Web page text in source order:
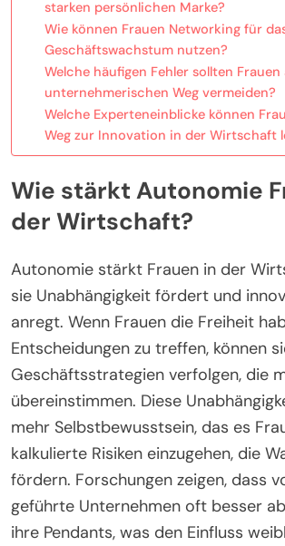
starken persönlichen Marke?
Wie können Frauen Networking für
Geschäftswachstum nutzen?
Welche häufigen Fehler sollten
unternehmerischen Weg vermeiden?
Welche Experteneinblicke können
Weg zur Innovation in der Wirtschaft
Wie stärkt Autonomie
der Wirtschaft?
Autonomie stärkt Frauen in der
sie Unabhängigkeit fördert und
anregt. Wenn Frauen die Freiheit
Entscheidungen zu treffen, können
Geschäftsstrategien verfolgen, die
übereinstimmen. Diese
mehr Selbstbewusstsein, das es
kalkulierte Risiken einzugehen, die
fördern. Forschungen zeigen, dass
geführte Unternehmen oft besser
ihre Pendants, was den Einfluss